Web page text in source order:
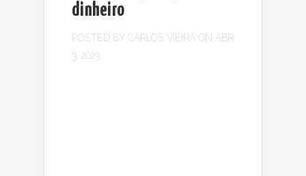
dinheiro
POSTED BY CARLOS VIEIRA ON ABR
3, 2023